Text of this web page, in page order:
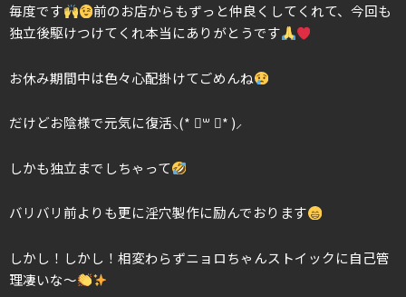
毎度です
前のお店からもずっと仲良くしてくれて、今回も
独立後駆けつけてくれ本当にありがとうです
お休み期間中は色々心配掛けてごめんね
だけどお陰様で元気に復活⸜(* ॑꒳ ॑* )⸝
しかも独立までしちゃって
バリバリ前よりも更に淫穴製作に励んでおります
しかし！しかし！相変わらずニョロちゃんストイックに自己管
理凄いな～